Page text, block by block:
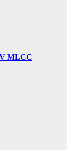
MLCC